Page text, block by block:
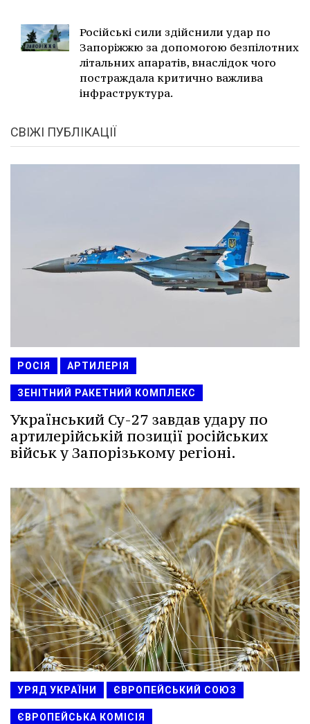
Російські сили здійснили удар по
Запоріжжю за допомогою безпілотних
літальних апаратів, внаслідок чого
постраждала критично важлива
інфраструктура.
СВІЖІ ПУБЛІКАЦІЇ
РОСІЯ АРТИЛЕРІЯ
ЗЕНІТНИЙ РАКЕТНИЙ КОМПЛЕКС
Український Су-27 завдав удару по
артилерійській позиції російських
військ у Запорізькому регіоні.
УРЯД УКРАЇНИ ЄВРОПЕЙСЬКИЙ СОЮЗ
ЄВРОПЕЙСЬКА КОМІСІЯ